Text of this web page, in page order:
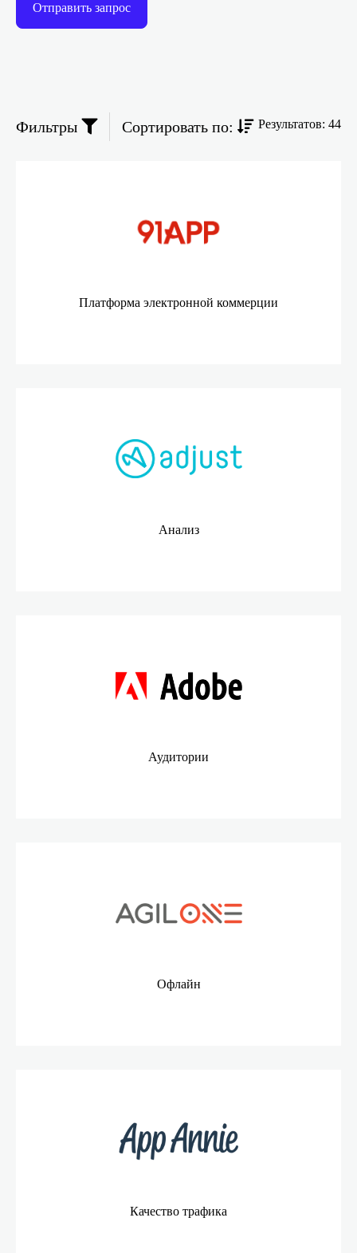
Отправить запрос
Фильтры Сортировать по: Результатов: 44
Платформа электронной коммерции
Аудитории
Анализ
Офлайн
Качество трафика